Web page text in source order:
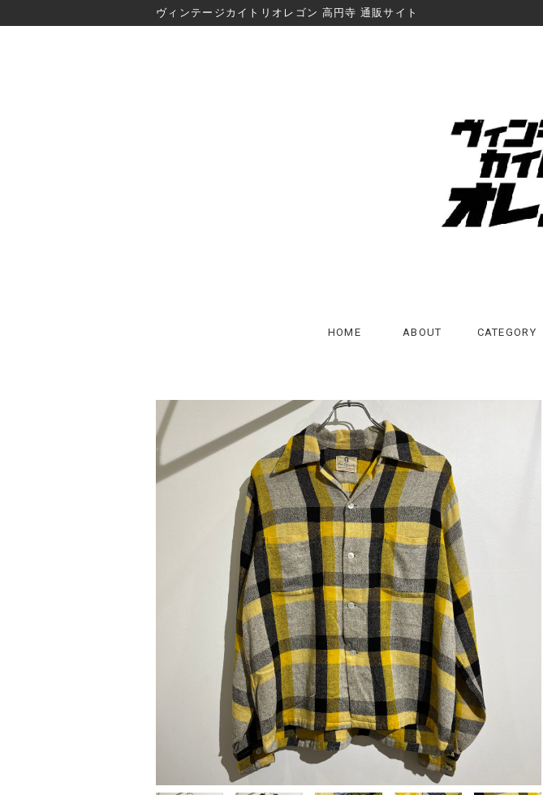
ヴィンテージカイトリオレゴン 高円寺 通販サイト
HOME ABOUT CATEGORY